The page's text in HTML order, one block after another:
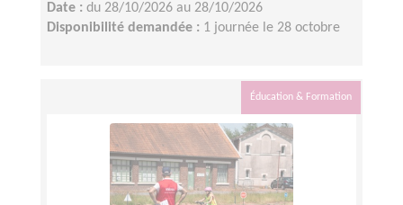
Date : du 28/10/2026 au 28/10/2026
Disponibilité demandée : 1 journée le 28 octobre
Éducation & Formation